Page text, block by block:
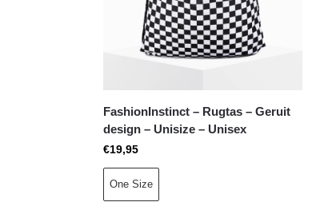
FashionInstinct – Rugtas – Geruit
design – Unisize – Unisex
€19,95
One Size